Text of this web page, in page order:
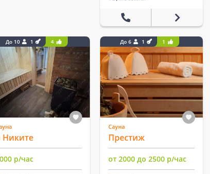
До 10 1 4
Никите
р/час
До 6 1 1
Сауна
Престиж
от 2000 до 2500 р/час